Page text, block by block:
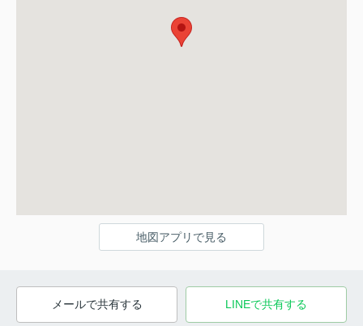
地図アプリで見る
メールで共有する LINEで共有する